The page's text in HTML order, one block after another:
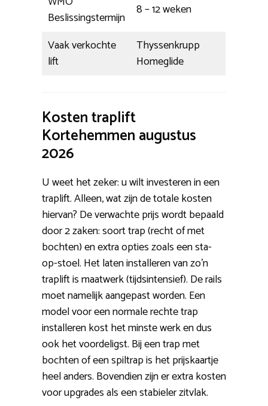
Beslissingstermijn
8 – 12 weken
Vaak verkochte
lift
Thyssenkrupp
Homeglide
Kosten traplift
Kortehemmen augustus
2026
U weet het zeker: u wilt investeren in een
traplift. Alleen, wat zijn de totale kosten
hiervan? De verwachte prijs wordt bepaald
door 2 zaken: soort trap (recht of met
bochten) en extra opties zoals een sta-
op-stoel. Het laten installeren van zo’n
traplift is maatwerk (tijdsintensief). De rails
moet namelijk aangepast worden. Een
model voor een normale rechte trap
installeren kost het minste werk en dus
ook het voordeligst. Bij een trap met
bochten of een spiltrap is het prijskaartje
heel anders. Bovendien zijn er extra kosten
voor upgrades als een stabieler zitvlak.